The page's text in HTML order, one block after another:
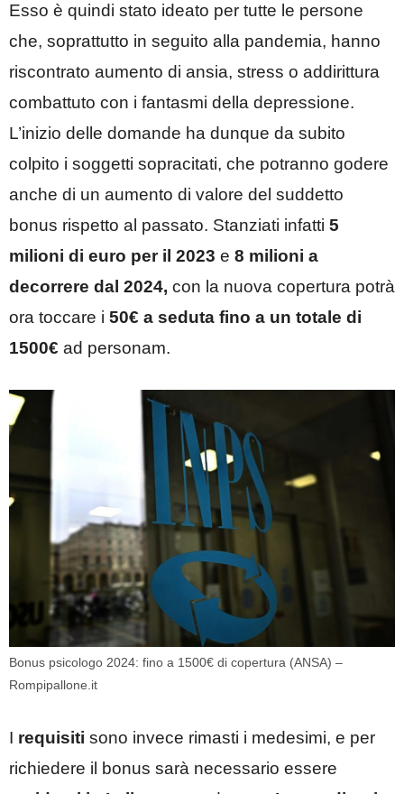
Esso è quindi stato ideato per tutte le persone
che, soprattutto in seguito alla pandemia, hanno
riscontrato aumento di ansia, stress o addirittura
combattuto con i fantasmi della depressione.
L’inizio delle domande ha dunque da subito
colpito i soggetti sopracitati, che potranno godere
anche di un aumento di valore del suddetto
bonus rispetto al passato. Stanziati infatti 5
milioni di euro per il 2023 e 8 milioni a
decorrere dal 2024, con la nuova copertura potrà
ora toccare i 50€ a seduta fino a un totale di
1500€ ad personam.
Bonus psicologo 2024: fino a 1500€ di copertura (ANSA) –
Rompipallone.it
I requisiti sono invece rimasti i medesimi, e per
richiedere il bonus sarà necessario essere